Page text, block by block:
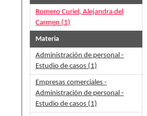
Romero Curiel, Alejandra del
Carmen (1)
Materia
Administración de personal -
Estudio de casos (1)
Empresas comerciales -
Administración de personal -
Estudio de casos (1)